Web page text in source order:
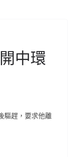
中環
驅趕，要求他離